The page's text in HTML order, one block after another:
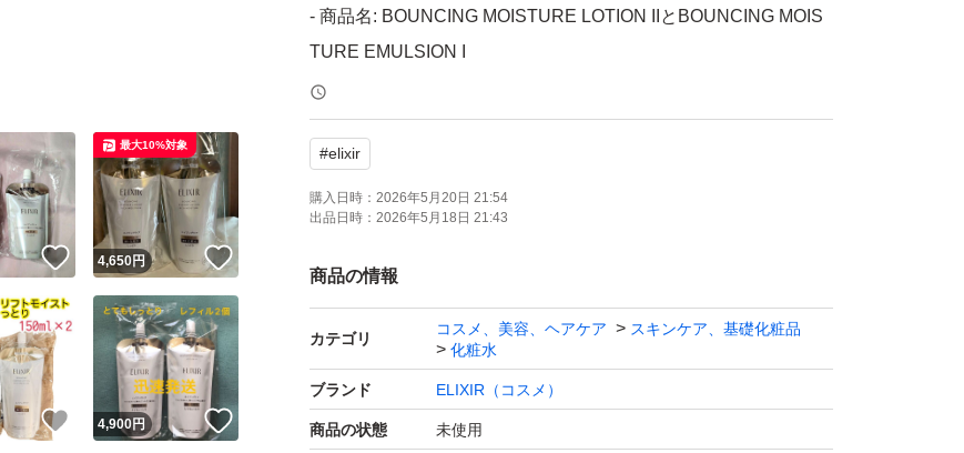
- 商品名: BOUNCING MOISTURE LOTION IIとBOUNCING MOIS
TURE EMULSION I
エリクシール リフトモイストローション エマルジョン SPI 詰
め替え 化粧水と乳液セット
詰め替え２点セット
ポスト投函のためご理解の程よろしくお願いします。
エリクシール
リフトモイスト ローション SP詰替用/150ml
#elixir
購入日時： 2026年5月20日 21:54
出品日時： 2026年5月18日 21:43
商品の情報
カテゴリ
コスメ、美容、ヘアケア
スキンケア、基礎化粧品
化粧水
ブランド ELIXIR（コスメ）
商品の状態 未使用
いいね！
4,650円
最大10%対象
いいね！
4,900円